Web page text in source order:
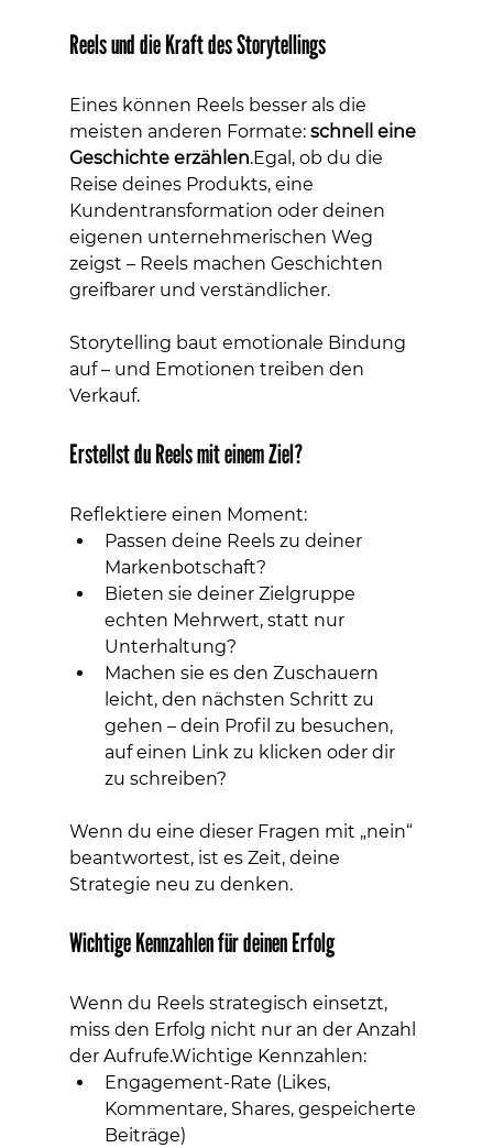
Reels und die Kraft des Storytellings
Eines können Reels besser als die
meisten anderen Formate: schnell eine
Geschichte erzählen.Egal, ob du die
Reise deines Produkts, eine
Kundentransformation oder deinen
eigenen unternehmerischen Weg
zeigst – Reels machen Geschichten
greifbarer und verständlicher.
Storytelling baut emotionale Bindung
auf – und Emotionen treiben den
Verkauf.
Erstellst du Reels mit einem Ziel?
Reflektiere einen Moment:
Passen deine Reels zu deiner
Markenbotschaft?
Bieten sie deiner Zielgruppe
echten Mehrwert, statt nur
Unterhaltung?
Machen sie es den Zuschauern
leicht, den nächsten Schritt zu
gehen – dein Profil zu besuchen,
auf einen Link zu klicken oder dir
zu schreiben?
Wenn du eine dieser Fragen mit „nein“
beantwortest, ist es Zeit, deine
Strategie neu zu denken.
Wichtige Kennzahlen für deinen Erfolg
Wenn du Reels strategisch einsetzt,
miss den Erfolg nicht nur an der Anzahl
der Aufrufe.Wichtige Kennzahlen:
Engagement-Rate (Likes,
Kommentare, Shares, gespeicherte
Beiträge)